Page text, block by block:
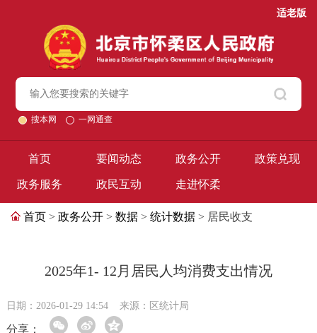
适老版
搜本网 一网通查
首页 要闻动态 政务公开 政策兑现
政务服务 政民互动 走进怀柔
首页 > 政务公开 > 数据 > 统计数据 > 居民收支
2025年1- 12月居民人均消费支出情况
日期：2026-01-29 14:54 来源：区统计局
分享：